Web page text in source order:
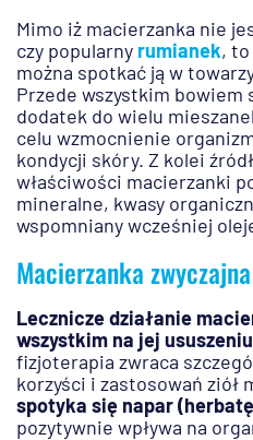
Mimo iż macierzanka nie
czy popularny rumianek,
można spotkać ją w
Przede wszystkim bowiem
dodatek do wielu
celu wzmocnienie
kondycji skóry. Z kolei
właściwości macierzanki
mineralne, kwasy
wspomniany wcześniej
Macierzanka
Lecznicze działanie
wszystkim na jej ususzeniu
fizjoterapia zwraca
korzyści i zastosowań ziół
spotyka się napar
pozytywnie wpływa na